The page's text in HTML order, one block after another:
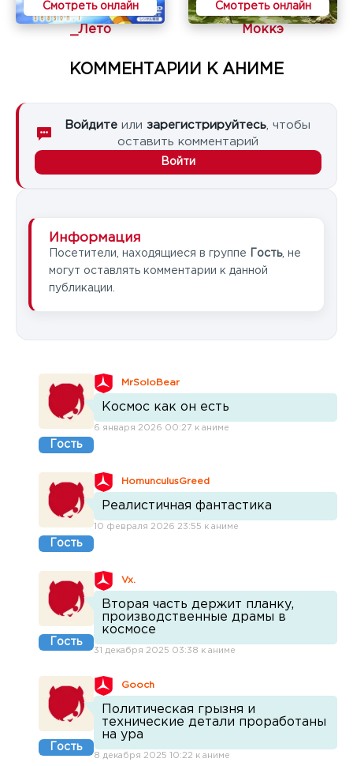
Смотреть онлайн
_Лето
Смотреть онлайн
Моккэ
КОММЕНТАРИИ К АНИМЕ
Войдите или зарегистрируйтесь , чтобы
оставить комментарий
Войти
Информация
Посетители, находящиеся в группе Гость, не
могут оставлять комментарии к данной
публикации.
Гость
MrSoloBear
Космос как он есть
6 января 2026 00:27 к аниме
Гость
HomunculusGreed
Реалистичная фантастика
10 февраля 2026 23:55 к аниме
Гость
Vx.
Вторая часть держит планку,
производственные драмы в
космосе
31 декабря 2025 03:38 к аниме
Гость
Gooch
Политическая грызня и
технические детали проработаны
на ура
8 декабря 2025 10:22 к аниме